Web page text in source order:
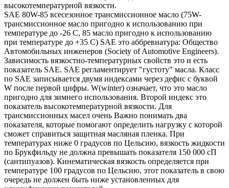
высокотемпературной вязкости.
SAE 80W-85 всесезонное трансмиссионное масло (75W-
трансмиссионное масло пригодно к использованию при
температуре до -26 С, 85 масло пригодно к использованию
при температуре до +35 С) SAE это аббревиатура: Общество
Автомобильных инженеров (Society of Automotive Engineers).
Зависимость вязкостно-температурных свойств это и есть
показатель SAE. SAE регламентирует "густоту" масла. Класс
по SAE записывается двумя индексами через дефис с буквой
W после первой цифры. W(winter) означает, что это масло
пригодно для зимнего использования. Второй индекс это
показатель высокотемпературной вязкости. Для
трансмиссионных масел очень Важно понимать два
показателя, которые помогают определить нагрузку с которой
сможет справиться защитная масляная пленка. При
температурах ниже 0 градусов по Цельсию, вязкость жидкости
по Брукфильду не должна превышать показателя 150 000 сП
(сантипуазов). Кинематическая вязкость определяется при
температуре 100 градусов по Цельсию, этот показатель в свою
очередь не должен быть ниже установленных для